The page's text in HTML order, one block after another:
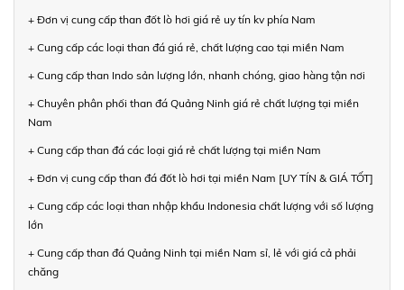
+ Đơn vị cung cấp than đốt lò hơi giá rẻ uy tín kv phía Nam
+ Cung cấp các loại than đá giá rẻ, chất lượng cao tại miền Nam
+ Cung cấp than Indo sản lượng lớn, nhanh chóng, giao hàng tận nơi
+ Chuyên phân phối than đá Quảng Ninh giá rẻ chất lượng tại miền
Nam
+ Cung cấp than đá các loại giá rẻ chất lượng tại miền Nam
+ Đơn vị cung cấp than đá đốt lò hơi tại miền Nam [UY TÍN & GIÁ TỐT]
+ Cung cấp các loại than nhập khẩu Indonesia chất lượng với số lượng
lớn
+ Cung cấp than đá Quảng Ninh tại miền Nam sỉ, lẻ với giá cả phải
chăng